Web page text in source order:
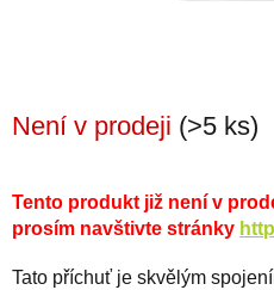
Není v prodeji (>5 ks)
Tento produkt již není v
prosím navštivte stránky
Tato příchuť je skvělým